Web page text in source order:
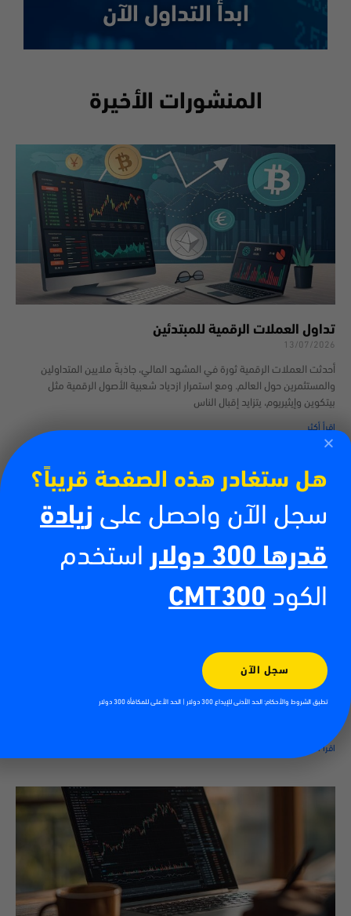
ابدأ التداول الآن
المنشورات الأخيرة
تداول العملات الرقمية للمبتدئين
13/07/2026
أحدثت العملات الرقمية ثورة في المشهد المالي، جاذبةً ملايين المتداولين
والمستثمرين حول العالم. ومع استمرار ازدياد شعبية الأصول الرقمية مثل
بيتكوين وإيثيريوم، يتزايد إقبال الناس
اقرأ أكثر
كيفية تداول العملات الرقمية
13/07/2026
أدى صعود العملات الرقمية إلى خلق فرص جديدة للأفراد الراغبين في المشاركة
في الأسواق المالية العالمية. فمن البيتكوين والإيثيريوم إلى آلاف العملات
اقرأ أكثر
هل ستغادر هذه الصفحة قريباً؟
سجل الآن واحصل على زيادة
قدرها 300 دولار
استخدم
الكود CMT300
سجل الآن
تطبق الشروط والأحكام: الحد الأدنى للإيداع 300 دولار | الحد الأعلى للمكافأة 300 دولار